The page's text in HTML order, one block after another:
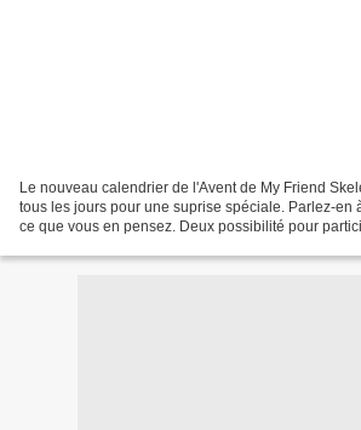
Le nouveau calendrier de l'Avent de My Friend
tous les jours pour une suprise spéciale. Parlez-en
ce que vous en pensez. Deux possibilité pour